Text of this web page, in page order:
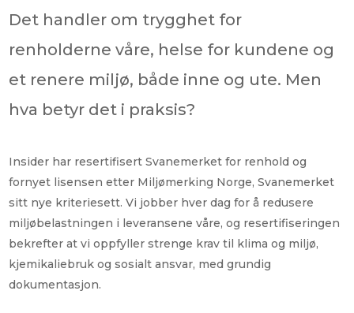
Det handler om trygghet for
renholderne våre, helse for kundene og
et renere miljø, både inne og ute. Men
hva betyr det i praksis?
Insider har resertifisert Svanemerket for renhold og
fornyet lisensen etter Miljømerking Norge, Svanemerket
sitt nye kriteriesett. Vi jobber hver dag for å redusere
miljøbelastningen i leveransene våre, og resertifiseringen
bekrefter at vi oppfyller strenge krav til klima og miljø,
kjemikaliebruk og sosialt ansvar, med grundig
dokumentasjon.